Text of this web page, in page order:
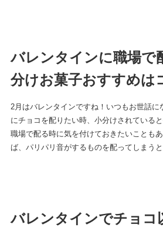
バレンタインに職場で
分けお菓子おすすめは
2月はバレンタインですね！いつもお世話に
にチョコを配りたい時、小分けされている
職場で配る時に気を付けておきたいことも
ば、パリパリ音がするものを配ってしまう
バレンタインでチョコ